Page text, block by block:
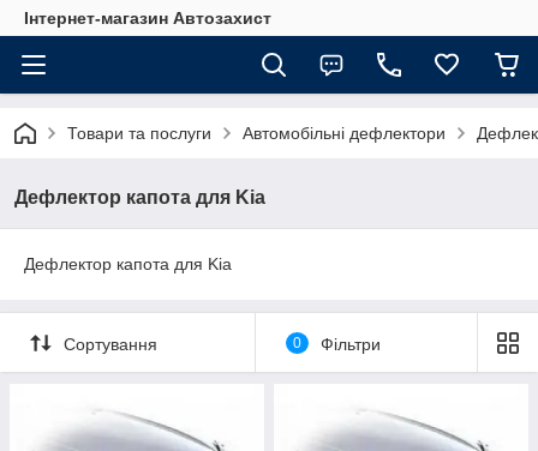
Інтернет-магазин Автозахист
Товари та послуги Автомобільні дефлектори
Дефлектор капота для Kia
Дефлектор капота для Kia
Сортування 0 Фільтри